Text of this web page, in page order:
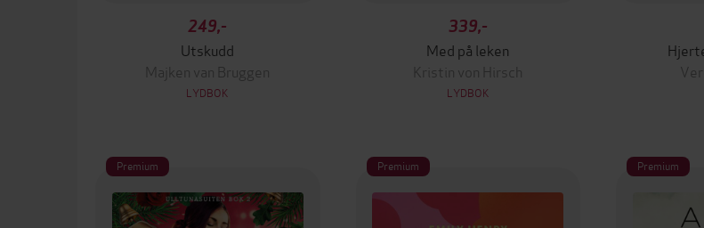
249,-
Utskudd
Majken van Bruggen
LYDBOK
339,-
Med på leken
Kristin von Hirsch
LYDBOK
Premium Premium Premium